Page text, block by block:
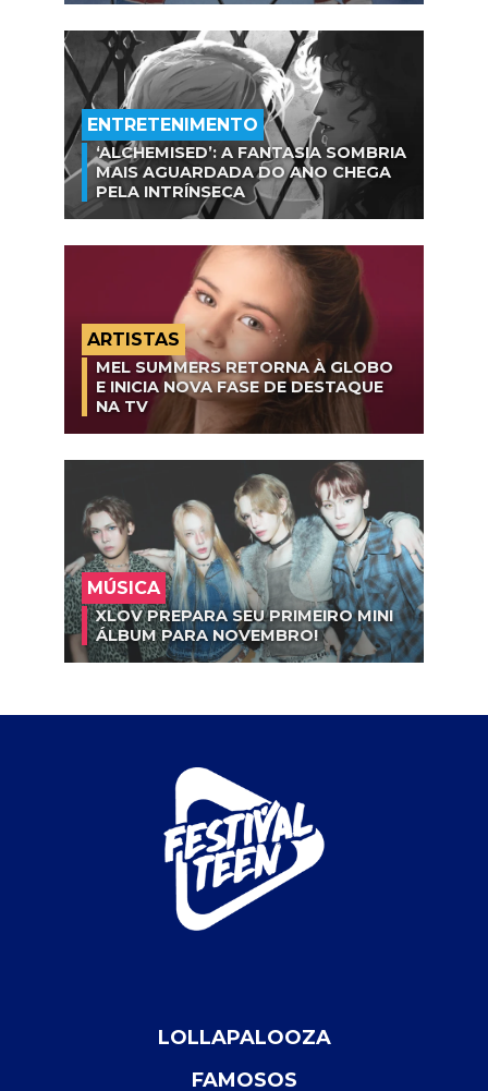
ENTRETENIMENTO
‘ALCHEMISED’: A FANTASIA SOMBRIA
MAIS AGUARDADA DO ANO CHEGA
PELA INTRÍNSECA
ARTISTAS
MEL SUMMERS RETORNA À GLOBO
E INICIA NOVA FASE DE DESTAQUE
NA TV
MÚSICA
XLOV PREPARA SEU PRIMEIRO MINI
ÁLBUM PARA NOVEMBRO!
LOLLAPALOOZA
FAMOSOS